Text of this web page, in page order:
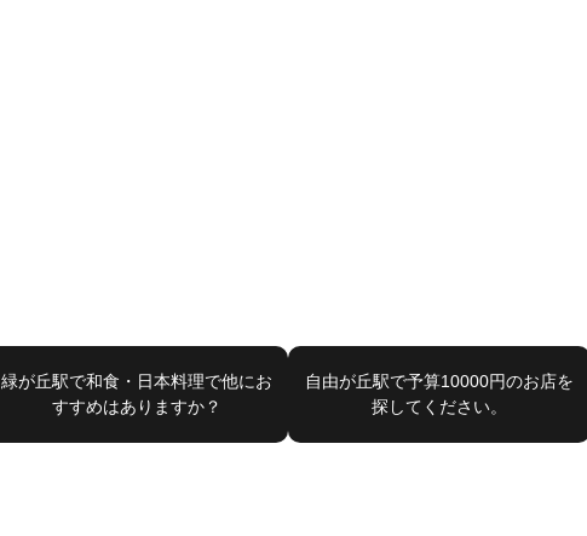
緑が丘駅で和食・日本料理で他にお
すすめはありますか？
自由が丘駅で予算10000円のお店を
探してください。